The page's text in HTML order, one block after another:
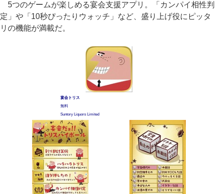
5つのゲームが楽しめる宴会支援アプリ。「カンパイ相性判
定」や「10秒ぴったりウォッチ」など、盛り上げ役にピッタ
リの機能が満載だ。
宴会トリス
無料
Suntory Liquors Limited